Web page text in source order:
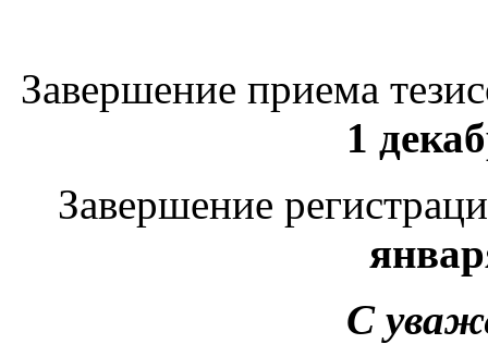
Завершение приема
1
Завершение
С